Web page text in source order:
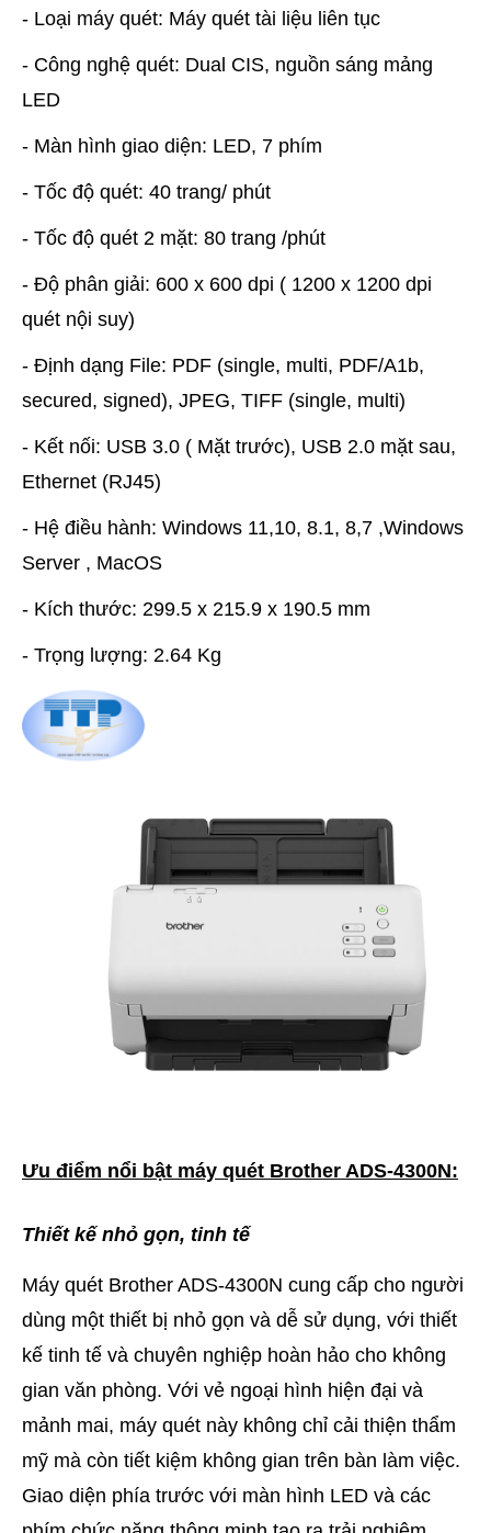
- Loại máy quét: Máy quét tài liệu liên tục
- Công nghệ quét: Dual CIS, nguồn sáng mảng
LED
- Màn hình giao diện: LED, 7 phím
- Tốc độ quét: 40 trang/ phút
- Tốc độ quét 2 mặt: 80 trang /phút
- Độ phân giải: 600 x 600 dpi ( 1200 x 1200 dpi
quét nội suy)
- Định dạng File: PDF (single, multi, PDF/A1b,
secured, signed), JPEG, TIFF (single, multi)
- Kết nối: USB 3.0 ( Mặt trước), USB 2.0 mặt sau,
Ethernet (RJ45)
- Hệ điều hành: Windows 11,10, 8.1, 8,7 ,Windows
Server , MacOS
- Kích thước: 299.5 x 215.9 x 190.5 mm
- Trọng lượng: 2.64 Kg
Ưu điểm nổi bật máy quét Brother ADS-4300N:
Thiết kế nhỏ gọn, tinh tế
Máy quét Brother ADS-4300N cung cấp cho người
dùng một thiết bị nhỏ gọn và dễ sử dụng, với thiết
kế tinh tế và chuyên nghiệp hoàn hảo cho không
gian văn phòng. Với vẻ ngoại hình hiện đại và
mảnh mai, máy quét này không chỉ cải thiện thẩm
mỹ mà còn tiết kiệm không gian trên bàn làm việc.
Giao diện phía trước với màn hình LED và các